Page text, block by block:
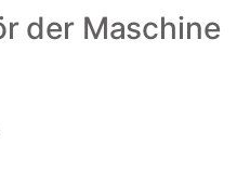
der Maschine